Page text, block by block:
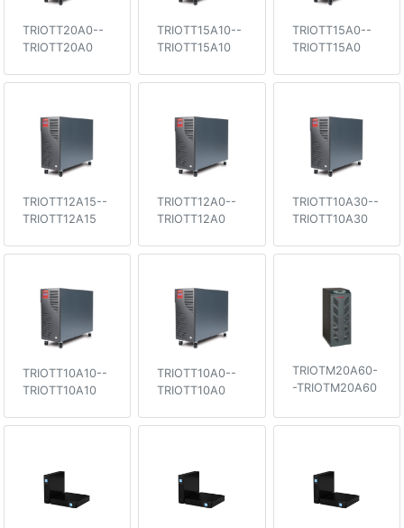
TRIOTT20A0--
TRIOTT20A0
TRIOTT15A10--
TRIOTT15A10
TRIOTT15A0--
TRIOTT15A0
TRIOTT12A15--
TRIOTT12A15
TRIOTT12A0--
TRIOTT12A0
TRIOTT10A30--
TRIOTT10A30
TRIOTT10A10--
TRIOTT10A10
TRIOTT10A0--
TRIOTT10A0
TRIOTM20A60-
-TRIOTM20A60